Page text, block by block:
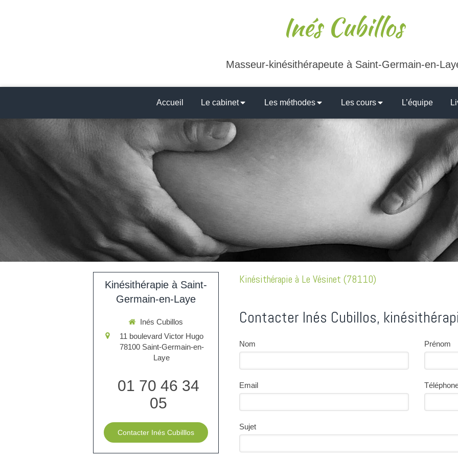
Inés Cubillos
Masseur-kinésithérapeute à Saint-Germain-en-
Accueil Le cabinet Les méthodes Les cours L’équipe
Kinésithérapie à Le Vésinet (78110)
Contacter Inés Cubillos,
Nom Prénom
Email
Sujet
Kinésithérapie à Saint-
Germain-en-Laye
Inés Cubillos
11 boulevard Victor Hugo
78100 Saint-Germain-en-
Laye
01 70 46 34
05
Contacter Inés Cubilllos